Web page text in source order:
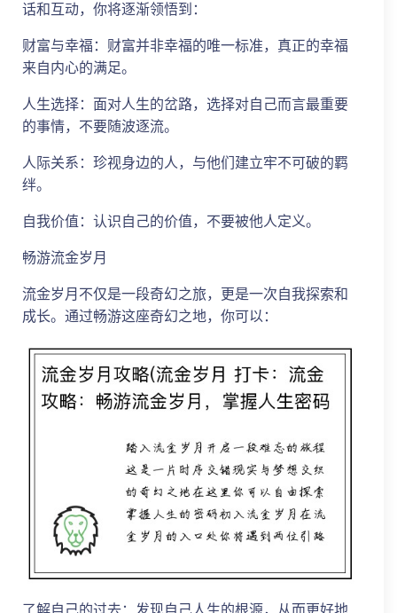
话和互动，你将逐渐领悟到：
财富与幸福：财富并非幸福的唯一标准，真正的幸福
来自内心的满足。
人生选择：面对人生的岔路，选择对自己而言最重要
的事情，不要随波逐流。
人际关系：珍视身边的人，与他们建立牢不可破的羁
绊。
自我价值：认识自己的价值，不要被他人定义。
畅游流金岁月
流金岁月不仅是一段奇幻之旅，更是一次自我探索和
成长。通过畅游这座奇幻之地，你可以：
了解自己的过去：发现自己人生的根源，从而更好地